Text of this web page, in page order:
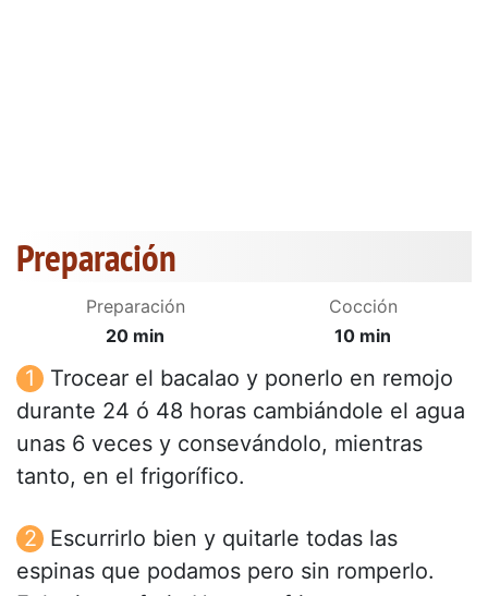
Preparación
Preparación
20 min
Cocción
10 min
Trocear el bacalao y ponerlo en remojo
durante 24 ó 48 horas cambiándole el agua
unas 6 veces y consevándolo, mientras
tanto, en el frigorífico.
Escurrirlo bien y quitarle todas las
espinas que podamos pero sin romperlo.